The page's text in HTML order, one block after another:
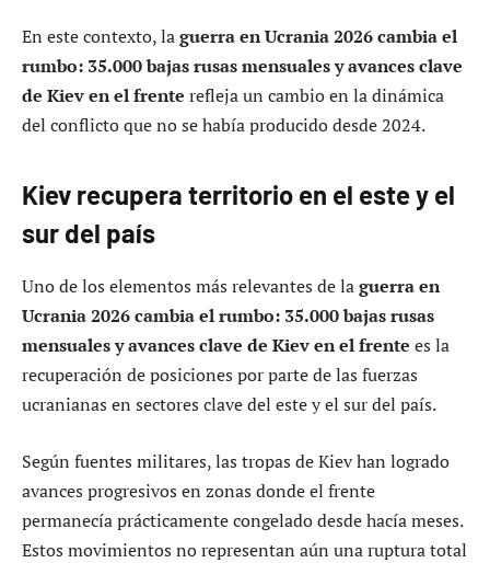
En este contexto, laguerra en Ucrania 2026 cambia el
rumbo: 35.000 bajas rusas mensuales y avances clave
de Kiev en el frente refleja un cambio en la dinámica
del conflicto que no se había producido desde 2024.
Kiev recupera territorio en el este y el
sur del país
Uno de los elementos más relevantes de laguerra en
Ucrania 2026 cambia el rumbo: 35.000 bajas rusas
mensuales y avances clave de Kiev en el frente es la
recuperación de posiciones por parte de las fuerzas
ucranianas en sectores clave del este y el sur del país.
Según fuentes militares, las tropas de Kiev han logrado
avances progresivos en zonas donde el frente
permanecía prácticamente congelado desde hacía meses.
Estos movimientos no representan aún una ruptura total